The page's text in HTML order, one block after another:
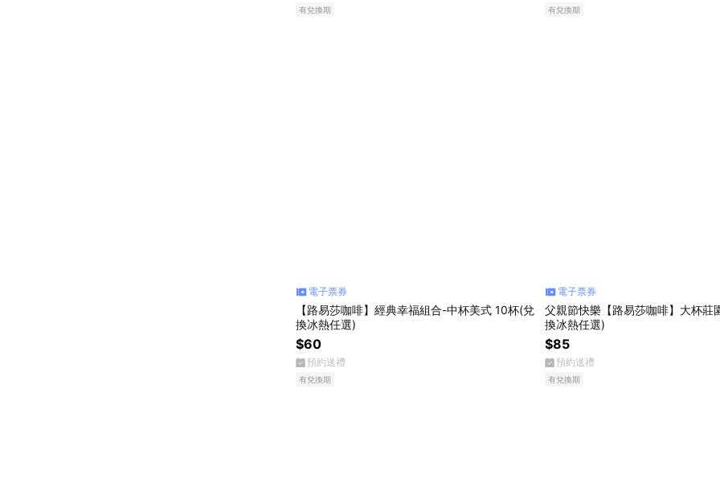
有兌換期 有兌換期
電子票券
【路易莎咖啡】經典幸福組合-中杯美式 10杯(兌
換冰熱任選)
$60
預約送禮
有兌換期
電子票券
父親節快樂【路易莎咖啡】大杯莊
換冰熱任選)
$85
預約送禮
有兌換期